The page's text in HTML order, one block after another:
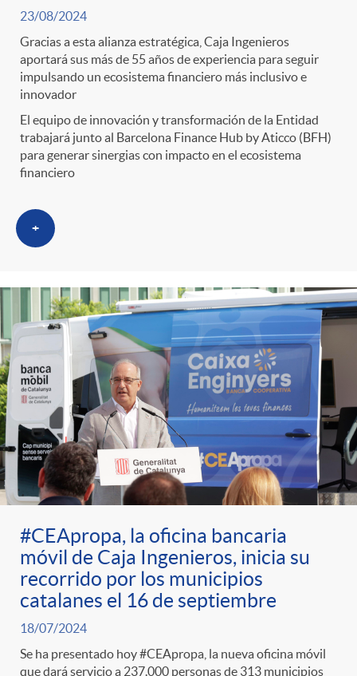
23/08/2024
Gracias a esta alianza estratégica, Caja Ingenieros
aportará sus más de 55 años de experiencia para seguir
impulsando un ecosistema financiero más inclusivo e
innovador
El equipo de innovación y transformación de la Entidad
trabajará junto al Barcelona Finance Hub by Aticco (BFH)
para generar sinergias con impacto en el ecosistema
financiero
+
#CEApropa, la oficina bancaria
móvil de Caja Ingenieros, inicia su
recorrido por los municipios
catalanes el 16 de septiembre
18/07/2024
Se ha presentado hoy #CEApropa, la nueva oficina móvil
que dará servicio a 237.000 personas de 313 municipios